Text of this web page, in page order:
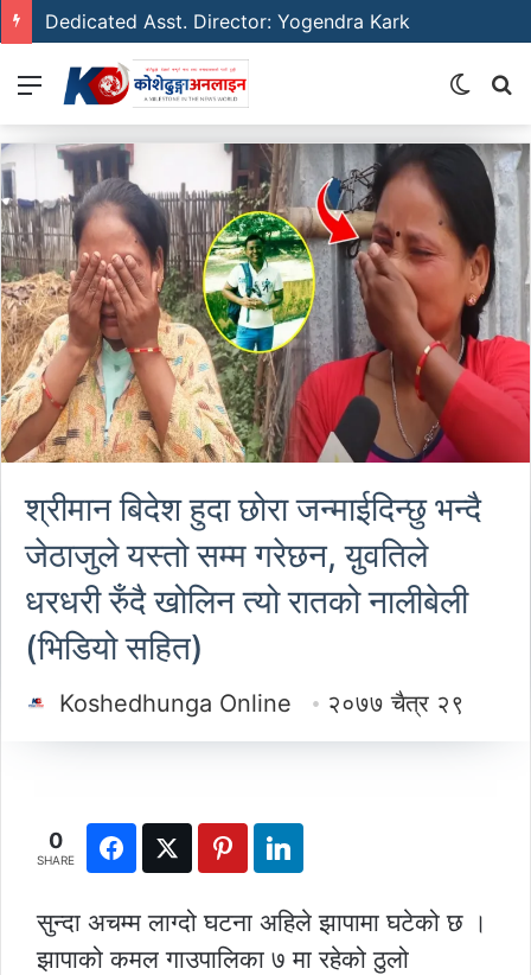
Emerging Film Writer: Sunil Neure
Menu
Switch
श्रीमान बिदेश हुदा छोरा जन्माईदिन्छु भन्दै
जेठाजुले यस्तो सम्म गरेछन, य़ुवतिले
धरधरी रुँदै खोलिन त्यो रातको नालीबेली
(भिडियो सहित)
Koshedhunga Online २०७७ चैत्र २९
0
SHARE
सुन्दा अचम्म लाग्दो घटना अहिले झापामा घटेको छ ।
झापाको कमल गाउपालिका ७ मा रहेको ठुलो